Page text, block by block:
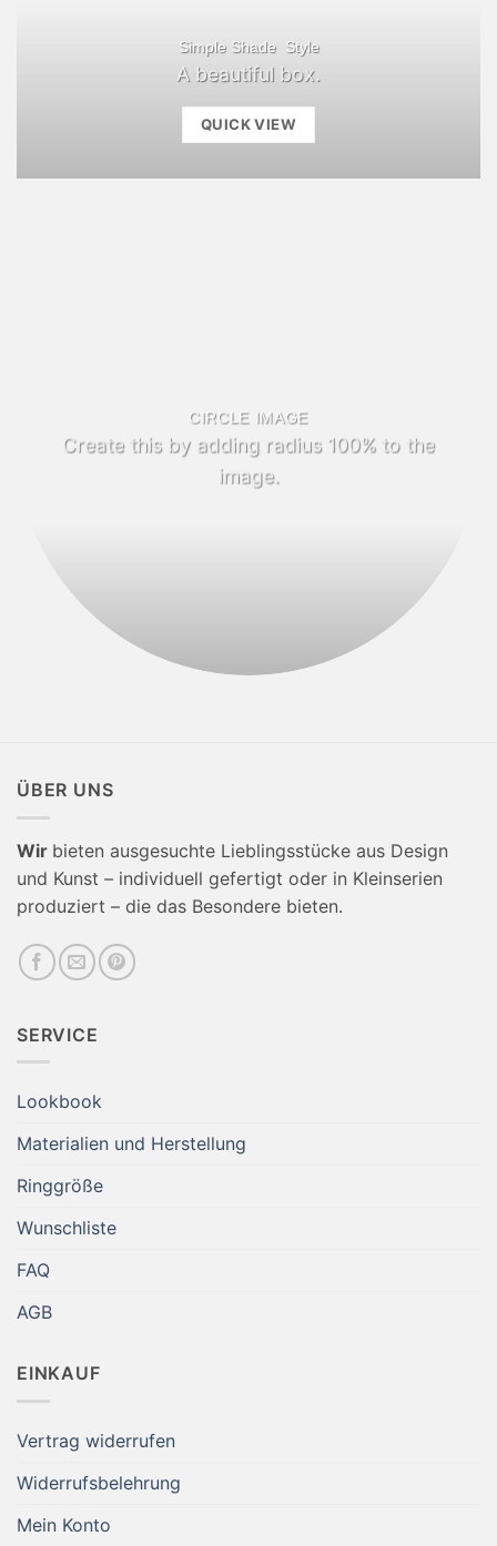
Simple Shade Style
A beautiful box.
QUICK VIEW
CIRCLE IMAGE
Create this by adding radius 100% to the
image.
ÜBER UNS
Wir bieten ausgesuchte Lieblingsstücke aus Design
und Kunst – individuell gefertigt oder in Kleinserien
produziert – die das Besondere bieten.
SERVICE
Lookbook
Materialien und Herstellung
Ringgröße
Wunschliste
FAQ
AGB
EINKAUF
Vertrag widerrufen
Widerrufsbelehrung
Mein Konto